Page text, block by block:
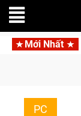
Mới Nhất
liệt
PC